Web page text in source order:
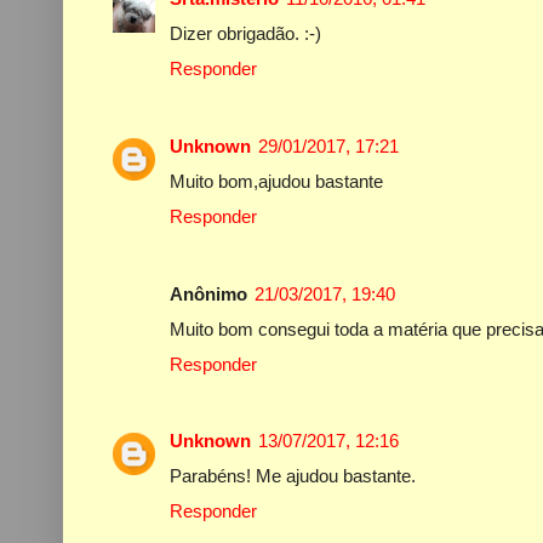
Dizer obrigadão. :-)
Responder
Unknown 29/01/2017, 17:21
Muito bom,ajudou bastante
Responder
Anônimo 21/03/2017, 19:40
Muito bom consegui toda a matéria que
Responder
Unknown 13/07/2017, 12:16
Parabéns! Me ajudou bastante.
Responder